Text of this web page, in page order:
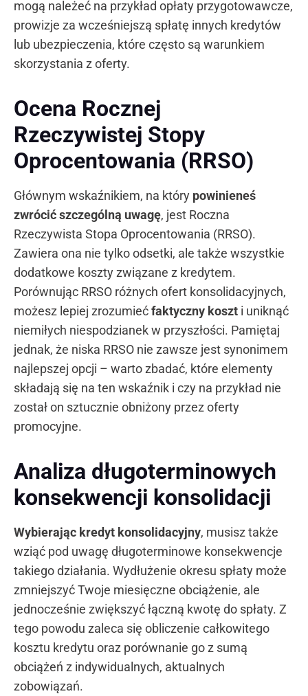
mogą należeć na przykład opłaty przygotowawcze,
prowizje za wcześniejszą spłatę innych kredytów
lub ubezpieczenia, które często są warunkiem
skorzystania z oferty.
Ocena Rocznej
Rzeczywistej Stopy
Oprocentowania (RRSO)
Głównym wskaźnikiem, na który powinieneś
zwrócić szczególną uwagę, jest Roczna
Rzeczywista Stopa Oprocentowania (RRSO).
Zawiera ona nie tylko odsetki, ale także wszystkie
dodatkowe koszty związane z kredytem.
Porównując RRSO różnych ofert konsolidacyjnych,
możesz lepiej zrozumiećfaktyczny koszt i uniknąć
niemiłych niespodzianek w przyszłości. Pamiętaj
jednak, że niska RRSO nie zawsze jest synonimem
najlepszej opcji – warto zbadać, które elementy
składają się na ten wskaźnik i czy na przykład nie
został on sztucznie obniżony przez oferty
promocyjne.
Analiza długoterminowych
konsekwencji konsolidacji
Wybierając kredyt konsolidacyjny, musisz także
wziąć pod uwagę długoterminowe konsekwencje
takiego działania. Wydłużenie okresu spłaty może
zmniejszyć Twoje miesięczne obciążenie, ale
jednocześnie zwiększyć łączną kwotę do spłaty. Z
tego powodu zaleca się obliczenie całkowitego
kosztu kredytu oraz porównanie go z sumą
obciążeń z indywidualnych, aktualnych
zobowiązań.